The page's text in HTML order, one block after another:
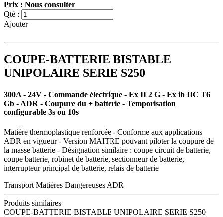
Prix : Nous consulter
Qté :
Ajouter
COUPE-BATTERIE BISTABLE
UNIPOLAIRE SERIE S250
300A - 24V - Commande électrique - Ex II 2 G - Ex ib IIC T6
Gb - ADR - Coupure du + batterie - Temporisation
configurable 3s ou 10s
Matière thermoplastique renforcée - Conforme aux applications
ADR en vigueur - Version MAITRE pouvant piloter la coupure de
la masse batterie - Désignation similaire : coupe circuit de batterie,
coupe batterie, robinet de batterie, sectionneur de batterie,
interrupteur principal de batterie, relais de batterie
Transport Matières Dangereuses ADR
Produits similaires
COUPE-BATTERIE BISTABLE UNIPOLAIRE SERIE S250